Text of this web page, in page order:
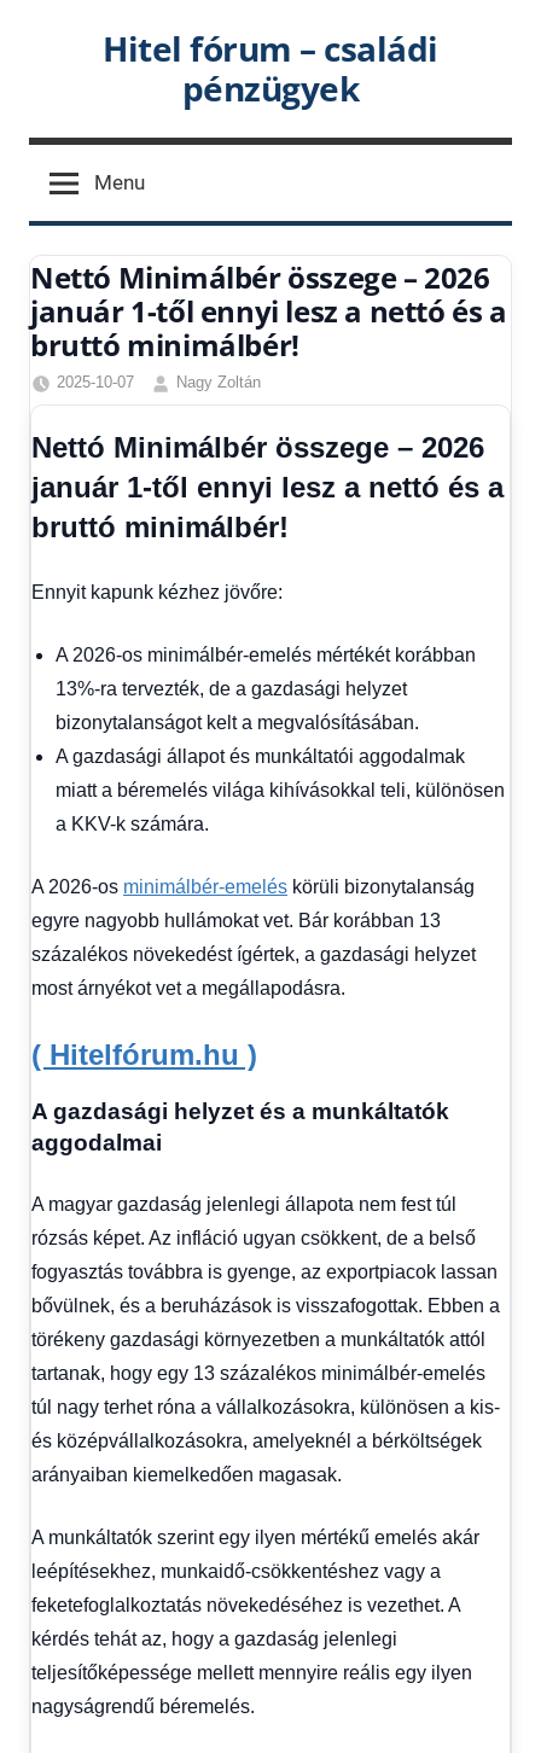
Hitel fórum – családi
pénzügyek
Menu
Nettó Minimálbér összege – 2026
január 1-től ennyi lesz a nettó és a
bruttó minimálbér!
2025-10-07
Nagy Zoltán
Egyéb,
Friss
hírek,
Gazdaság,
Hírek
Hírek
kézből
fórum
Nettó Minimálbér összege – 2026
január 1-től ennyi lesz a nettó és a
bruttó minimálbér!
Ennyit kapunk kézhez jövőre:
A 2026-os minimálbér-emelés mértékét korábban
13%-ra tervezték, de a gazdasági helyzet
bizonytalanságot kelt a megvalósításában.
A gazdasági állapot és munkáltatói aggodalmak
miatt a béremelés világa kihívásokkal teli, különösen
a KKV-k számára.
A 2026-os minimálbér-emelés körüli bizonytalanság
egyre nagyobb hullámokat vet. Bár korábban 13
százalékos növekedést ígértek, a gazdasági helyzet
most árnyékot vet a megállapodásra.
( Hitelfórum.hu )
A gazdasági helyzet és a munkáltatók
aggodalmai
A magyar gazdaság jelenlegi állapota nem fest túl
rózsás képet. Az infláció ugyan csökkent, de a belső
fogyasztás továbbra is gyenge, az exportpiacok lassan
bővülnek, és a beruházások is visszafogottak. Ebben a
törékeny gazdasági környezetben a munkáltatók attól
tartanak, hogy egy 13 százalékos minimálbér-emelés
túl nagy terhet róna a vállalkozásokra, különösen a kis-
és középvállalkozásokra, amelyeknél a bérköltségek
arányaiban kiemelkedően magasak.
A munkáltatók szerint egy ilyen mértékű emelés akár
leépítésekhez, munkaidő-csökkentéshez vagy a
feketefoglalkoztatás növekedéséhez is vezethet. A
kérdés tehát az, hogy a gazdaság jelenlegi
teljesítőképessége mellett mennyire reális egy ilyen
nagyságrendű béremelés.